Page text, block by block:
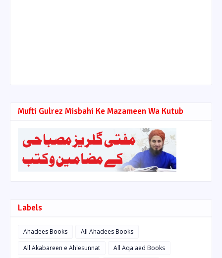
Mufti Gulrez Misbahi Ke Mazameen Wa Kutub
Labels
Ahadees Books
All Ahadees Books
All Akabareen e Ahlesunnat
All Aqa'aed Books